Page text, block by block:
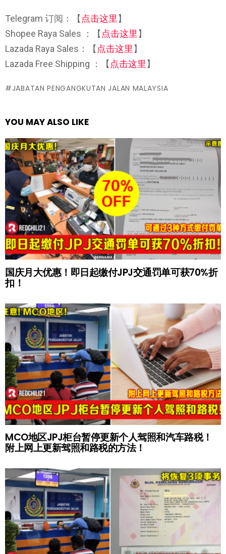
Telegram 订阅：【 点击这里 】
Shopee Raya Sales ：【 点击这里 】
Lazada Raya Sales：【 点击这里 】
Lazada Free Shipping ：【 点击这里 】
JABATAN PENGANGKUTAN JALAN MALAYSIA
YOU MAY ALSO LIKE
国庆月大优惠！即日起缴付JPJ交通罚单可获70%折
扣！
MCO地区JPJ柜台暂停更新个人驾照和汽车路税！
附上网上更新驾照和路税的方法！